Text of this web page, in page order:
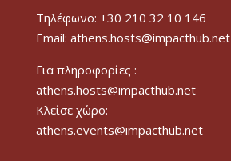
Τηλέφωνο: +30 210 32 10 146
Email: athens.hosts@impacthub.net
Για πληροφορίες :
athens.hosts@impacthub.net
Κλείσε χώρο:
athens.events@impacthub.net